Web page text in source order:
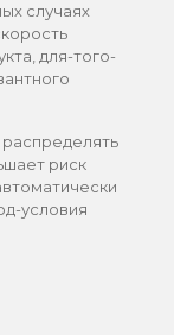
случаях
для-того-
риск
условия